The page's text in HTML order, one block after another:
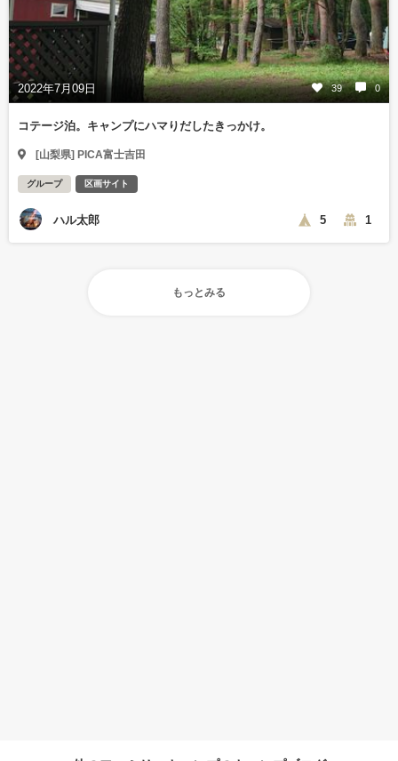
2022年7月09日 39 0
コテージ泊。キャンプにハマりだしたきっかけ。
[山梨県] PICA富士吉田
グループ 区画サイト
ハル太郎 5 1
もっとみる